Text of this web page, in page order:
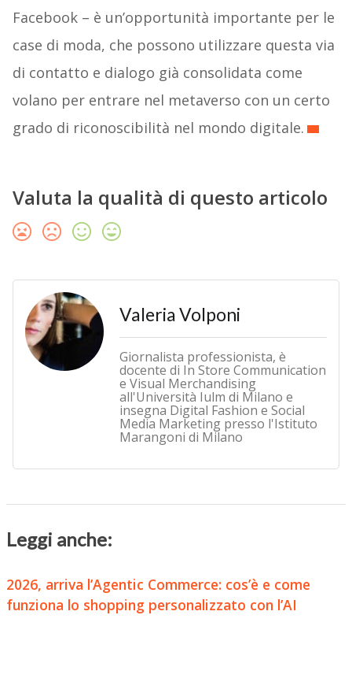
Facebook – è un’opportunità importante per le
case di moda, che possono utilizzare questa via
di contatto e dialogo già consolidata come
volano per entrare nel metaverso con un certo
grado di riconoscibilità nel mondo digitale.
Valuta la qualità di questo articolo
Valeria Volponi
Giornalista professionista, è
docente di In Store Communication
e Visual Merchandising
all'Università Iulm di Milano e
insegna Digital Fashion e Social
Media Marketing presso l'Istituto
Marangoni di Milano
Leggi anche:
2026, arriva l’Agentic Commerce: cos’è e come
funziona lo shopping personalizzato con l’AI